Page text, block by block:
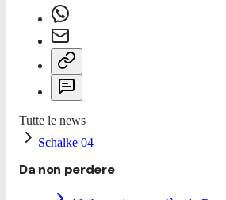
Tutte le news
Schalke 04
Da non perdere